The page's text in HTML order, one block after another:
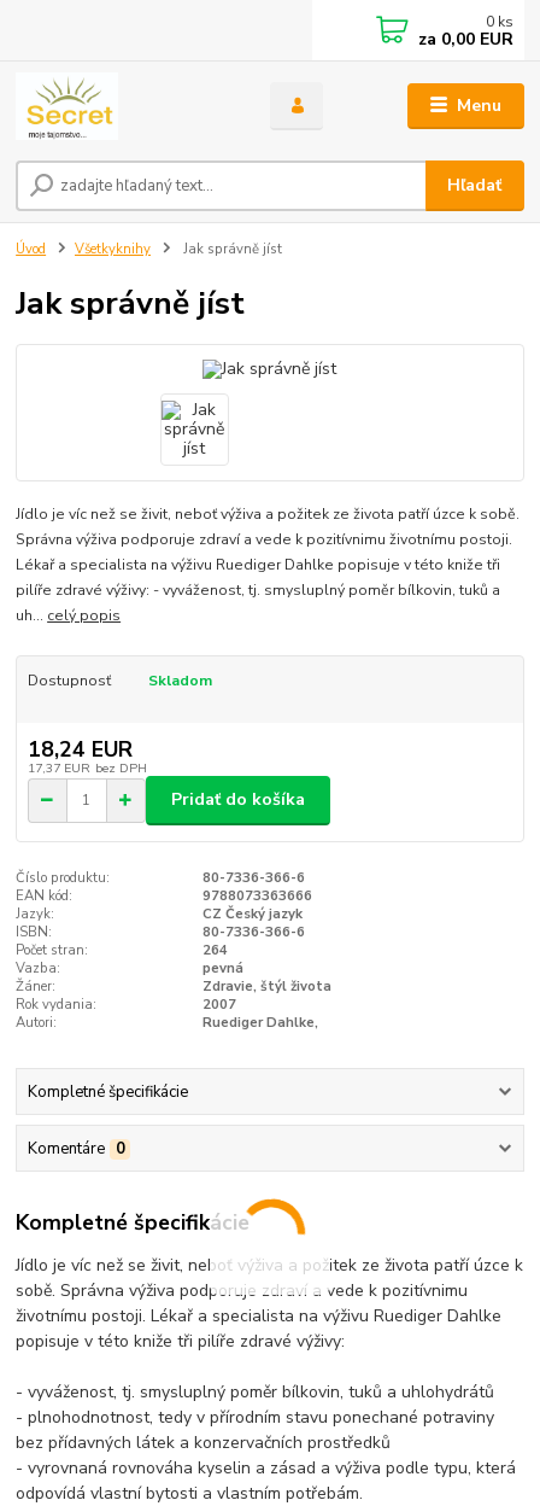
Menu
Hľadať
0 ks
za 0,00 EUR
Úvod Všetkyknihy Jak správně jíst
Jak správně jíst
Jídlo je víc než se živit, neboť výživa a požitek ze života patří úzce k sobě.
Správna výživa podporuje zdraví a vede k pozitívnimu životnímu postoji.
Lékař a specialista na výživu Ruediger Dahlke popisuje v této kniže tři
pilíře zdravé výživy: - vyváženost, tj. smysluplný poměr bílkovin, tuků a
uh... celý popis
Dostupnosť Skladom
18,24 EUR
17,37 EUR bez DPH
Pridať do košíka
Číslo produktu:
80-7336-366-6
EAN kód:
9788073363666
Jazyk:
CZ Český jazyk
ISBN:
80-7336-366-6
Počet stran:
264
Vazba:
pevná
Žáner:
Zdravie, štýl života
Rok vydania:
2007
Autori:
Ruediger Dahlke,
Kompletné špecifikácie
Komentáre 0
Kompletné špecifikácie
Jídlo je víc než se živit, neboť výživa a požitek ze života patří úzce k
sobě. Správna výživa podporuje zdraví a vede k pozitívnimu
životnímu postoji. Lékař a specialista na výživu Ruediger Dahlke
popisuje v této kniže tři pilíře zdravé výživy:
- vyváženost, tj. smysluplný poměr bílkovin, tuků a uhlohydrátů
- plnohodnotnost, tedy v přírodním stavu ponechané potraviny
bez přídavných látek a konzervačních prostředků
- vyrovnaná rovnováha kyselin a zásad a výživa podle typu, která
odpovídá vlastní bytosti a vlastním potřebám.